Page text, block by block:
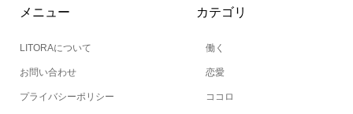
メニュー
LITORAについて
お問い合わせ
プライバシーポリシー
カテゴリ
働く
恋愛
ココロ